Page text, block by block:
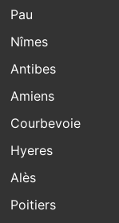
Pau
Nîmes
Antibes
Amiens
Courbevoie
Hyeres
Alès
Poitiers